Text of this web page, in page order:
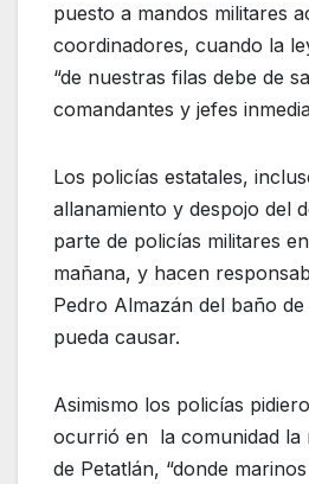
puesto a mandos militares
coordinadores, cuando la
“de nuestras filas debe de
comandantes y jefes
Los policías estatales,
allanamiento y despojo del
parte de policías militares
mañana, y hacen
Pedro Almazán del baño
pueda causar.
Asimismo los policías
ocurrió en la comunidad la
de Petatlán, “donde